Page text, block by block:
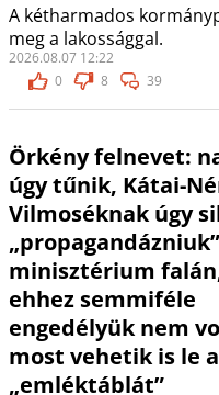
A kétharmados
meg a lakossággal.
2026.08.07 12:22
0
8 39
Örkény felnevet:
úgy tűnik, Kátai-
Vilmoséknak úgy
minisztérium
ehhez semmiféle
engedélyük nem
most vehetik is le
„emléktáblát”